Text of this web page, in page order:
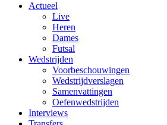
Actueel
Live
Heren
Dames
Futsal
Wedstrijden
Voorbeschouwingen
Wedstrijdverslagen
Samenvattingen
Oefenwedstrijden
Interviews